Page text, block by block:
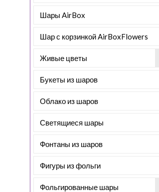
Шары AirBox
Шар с корзинкой AirBoxFlowers
Живые цветы
Букеты из шаров
Облако из шаров
Светящиеся шары
Фонтаны из шаров
Фигуры из фольги
Фольгированные шары